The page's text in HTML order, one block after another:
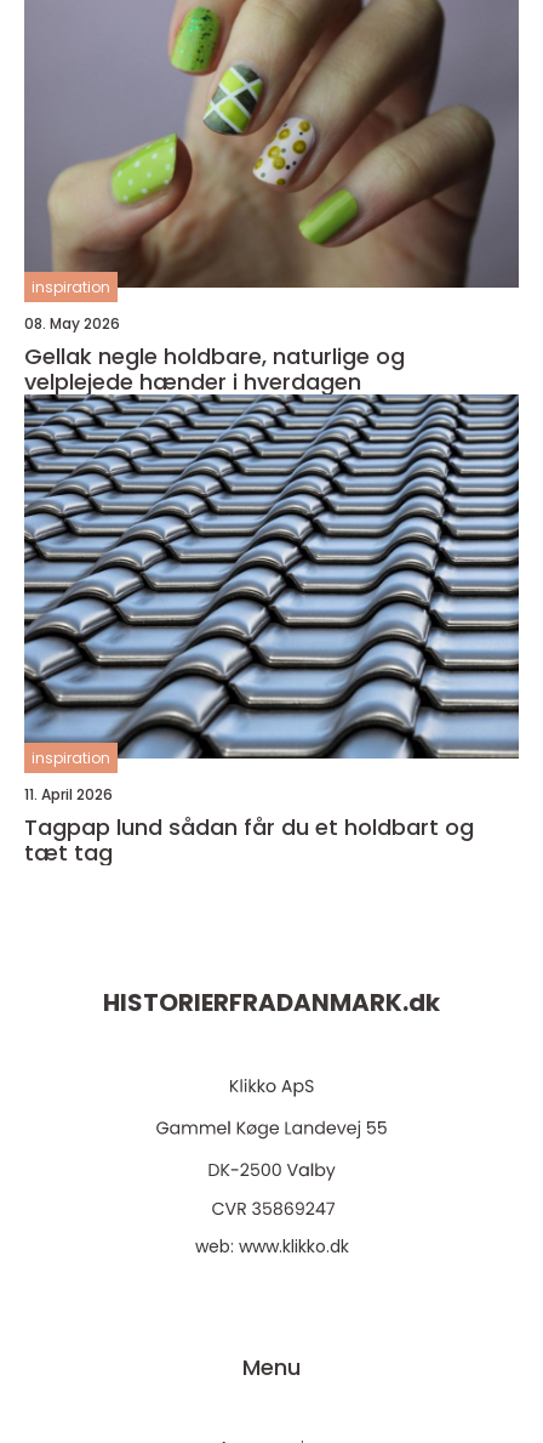
inspiration
08. May 2026
Gellak negle holdbare, naturlige og
velplejede hænder i hverdagen
inspiration
11. April 2026
Tagpap lund sådan får du et holdbart og
tæt tag
HISTORIERFRADANMARK.dk
web: www.klikko.dk
Menu